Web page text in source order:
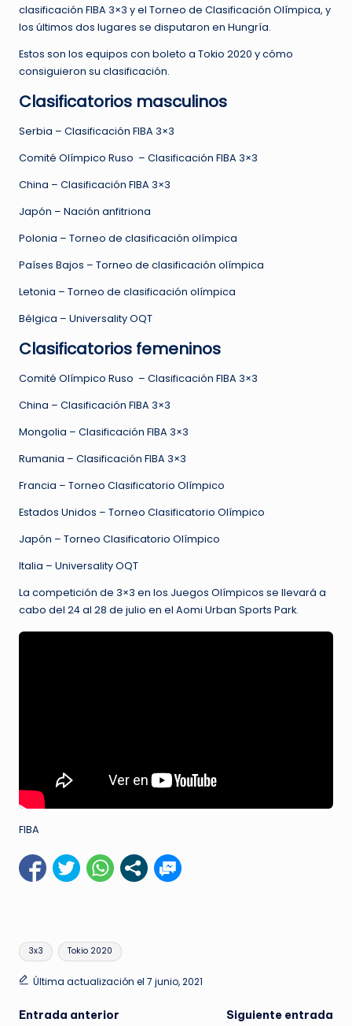
clasificación FIBA ​​3×3 y el Torneo de Clasificación Olímpica, y
los últimos dos lugares se disputaron en Hungría.
Estos son los equipos con boleto a Tokio 2020 y cómo
consiguieron su clasificación.
Clasificatorios masculinos
Serbia – Clasificación FIBA ​​3×3
Comité Olímpico Ruso – Clasificación FIBA ​​3×3
China – Clasificación FIBA 3×3
Japón – Nación anfitriona
Polonia – Torneo de clasificación olímpica
Países Bajos – Torneo de clasificación olímpica
Letonia – Torneo de clasificación olímpica
Bélgica – Universality OQT
Clasificatorios femeninos
Comité Olímpico Ruso – Clasificación FIBA ​​3×3
China – Clasificación FIBA 3×3
Mongolia – Clasificación FIBA 3×3
Rumania – Clasificación FIBA 3×3
Francia – Torneo Clasificatorio Olímpico
Estados Unidos – Torneo Clasificatorio Olímpico
Japón – Torneo Clasificatorio Olímpico
Italia – Universality OQT
La competición de 3×3 en los Juegos Olímpicos se llevará a
cabo del 24 al 28 de julio en el Aomi Urban Sports Park.
FIBA
Etiquetas:
3x3 Tokio 2020
Última actualización el 7 junio, 2021
Navegación
Entrada anterior Siguiente entrada